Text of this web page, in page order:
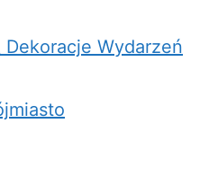
Wydarzeń